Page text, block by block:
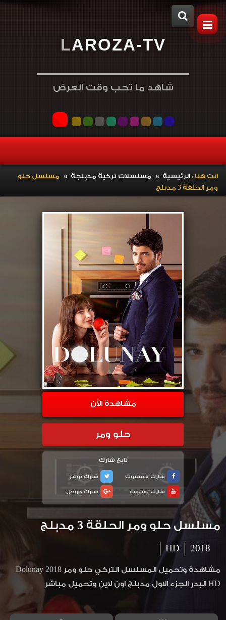
LAROZA-TV
شاهد ما تحب وقت العرض
انت هنا :الرئيسية » مسلسلات تركية مدبلجة » مسلسل حلو
ومر الحلقة 3 مدبلج
مشاهدة الأن
حلو ومر
تابع شارك
شارك فيسبوك
شارك تويتر
شارك يوتيوب
شارك جوجل
مسلسل حلو ومر الحلقة 3 مدبلج
2018
HD
مشاهدة وتحميل المسلسل التركي حلو ومر Dolunay 2018
HD البدر الجزء الاول مدبلج اون لاين وتحميل مباشر